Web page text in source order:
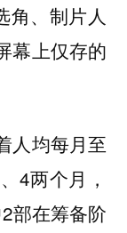
角、制片人
幕上仅存的
人均每月至
4两个月，
部在筹备阶